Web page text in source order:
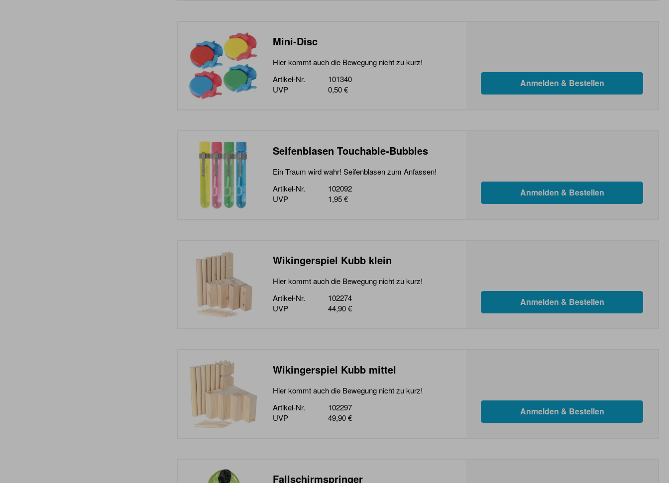
Mini-Disc
Hier kommt auch die Bewegung nicht zu kurz!
Artikel-Nr.
101340
UVP
0,50 €
Seifenblasen Touchable-Bubbles
Ein Traum wird wahr! Seifenblasen zum Anfassen!
Artikel-Nr.
102092
UVP
1,95 €
Wikingerspiel Kubb klein
Hier kommt auch die Bewegung nicht zu kurz!
Artikel-Nr.
102274
UVP
44,90 €
Wikingerspiel Kubb mittel
Hier kommt auch die Bewegung nicht zu kurz!
Artikel-Nr.
102297
UVP
49,90 €
Fallschirmspringer